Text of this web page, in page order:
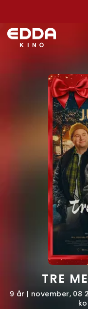
TRE
9 år | november, 08